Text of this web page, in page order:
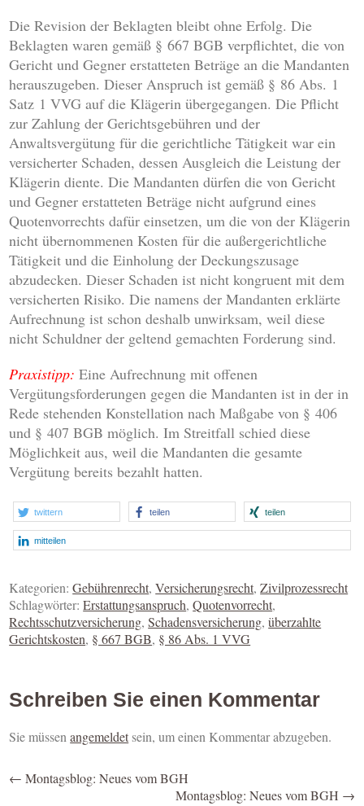
Die Revision der Beklagten bleibt ohne Erfolg. Die
Beklagten waren gemäß § 667 BGB verpflichtet, die von
Gericht und Gegner erstatteten Beträge an die Mandanten
herauszugeben. Dieser Anspruch ist gemäß § 86 Abs. 1
Satz 1 VVG auf die Klägerin übergegangen. Die Pflicht
zur Zahlung der Gerichtsgebühren und der
Anwaltsvergütung für die gerichtliche Tätigkeit war ein
versicherter Schaden, dessen Ausgleich die Leistung der
Klägerin diente. Die Mandanten dürfen die von Gericht
und Gegner erstatteten Beträge nicht aufgrund eines
Quotenvorrechts dafür einsetzen, um die von der Klägerin
nicht übernommenen Kosten für die außergerichtliche
Tätigkeit und die Einholung der Deckungszusage
abzudecken. Dieser Schaden ist nicht kongruent mit dem
versicherten Risiko. Die namens der Mandanten erklärte
Aufrechnung ist schon deshalb unwirksam, weil diese
nicht Schuldner der geltend gemachten Forderung sind.
Praxistipp:Eine Aufrechnung mit offenen
Vergütungsforderungen gegen die Mandanten ist in der in
Rede stehenden Konstellation nach Maßgabe von § 406
und § 407 BGB möglich. Im Streitfall schied diese
Möglichkeit aus, weil die Mandanten die gesamte
Vergütung bereits bezahlt hatten.
twittern teilen teilen
mitteilen
Kategorien:Gebührenrecht,Versicherungsrecht,Zivilprozessrecht
Schlagwörter:Erstattungsanspruch,Quotenvorrecht,
Rechtsschutzversicherung,Schadensversicherung,überzahlte
Gerichtskosten, § 667 BGB, § 86 Abs. 1 VVG
Schreiben Sie einen Kommentar
Sie müssenangemeldet sein, um einen Kommentar abzugeben.
← Montagsblog: Neues vom BGH
Montagsblog: Neues vom BGH →